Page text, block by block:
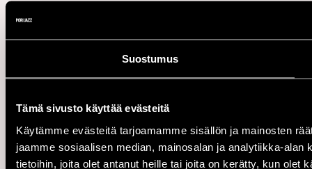
Suostumus
Tämä sivusto käyttää evästeitä
Käytämme evästeitä tarjoamamme sisällön ja mainosten
jaamme sosiaalisen median, mainosalan ja analytiikka-
tietoihin, joita olet antanut heille tai joita on kerätty, kun olet